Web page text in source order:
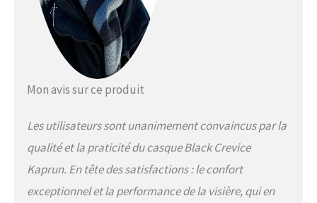
confort de port maximal
Mon avis sur ce produit
Les utilisateurs sont unanimement convaincus par la
qualité et la praticité du casque Black Crevice
Kaprun. En tête des satisfactions : le confort
exceptionnel et la performance de la visière, qui en